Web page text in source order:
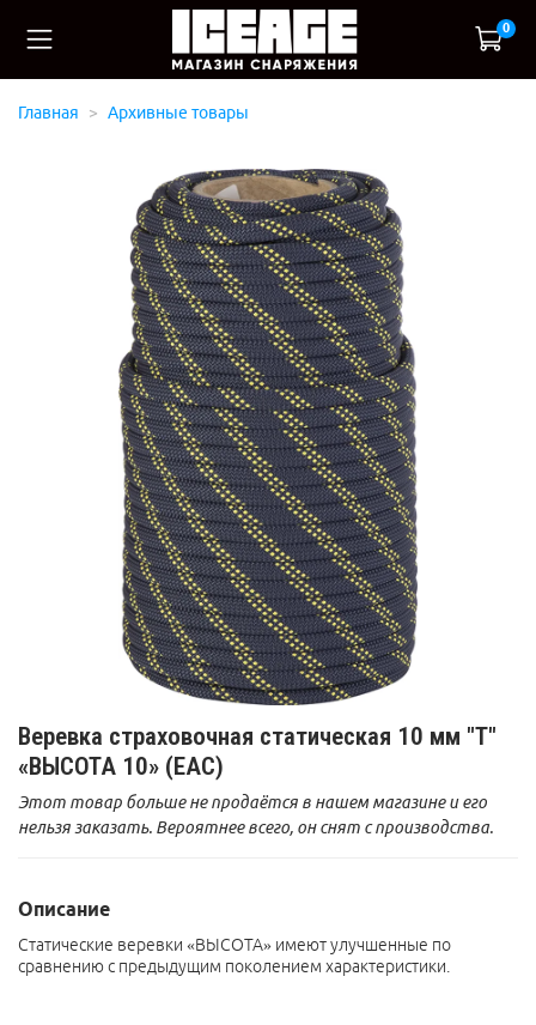
0
Главная Архивные товары
Веревка страховочная статическая 10 мм "Т"
«ВЫСОТА 10» (ЕАС)
Этот товар больше не продаётся в нашем магазине и его
нельзя заказать. Вероятнее всего, он снят с производства.
Описание
Статические веревки «ВЫСОТА» имеют улучшенные по
сравнению с предыдущим поколением характеристики.